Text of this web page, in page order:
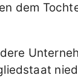
dem